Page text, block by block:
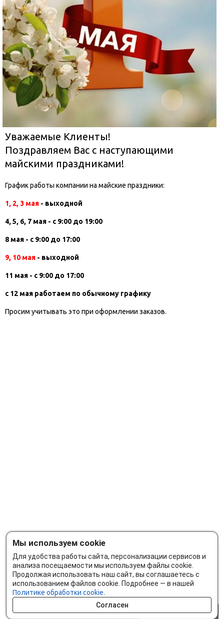
Уважаемые Клиенты!
Поздравляем Вас с наступающими
майскими праздниками!
График работы компании на майские праздники:
1, 2, 3 мая - выходной
4, 5, 6, 7 мая - с 9:00 до 19:00
8 мая - с 9:00 до 17:00
9, 10 мая - выходной
11 мая - с 9:00 до 17:00
с 12 мая работаем по обычному графику
Просим учитывать это при оформлении заказов.
Мы используем cookie
Для удобства работы сайта, персонализации сервисов и
анализа посещаемости мы используем файлы cookie.
Продолжая использовать наш сайт, вы соглашаетесь с
использованием файлов cookie. Подробнее — в нашей
Политике обработки cookie.
Согласен